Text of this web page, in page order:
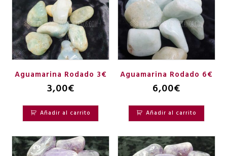
Aguamarina Rodado 3€
3,00€
Añadir al carrito
Aguamarina Rodado 6€
6,00€
Añadir al carrito